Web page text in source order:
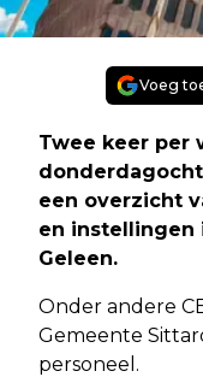
Voeg
Twee keer per
een overzicht
en instellingen
Geleen.
Onder andere
Gemeente
personeel.